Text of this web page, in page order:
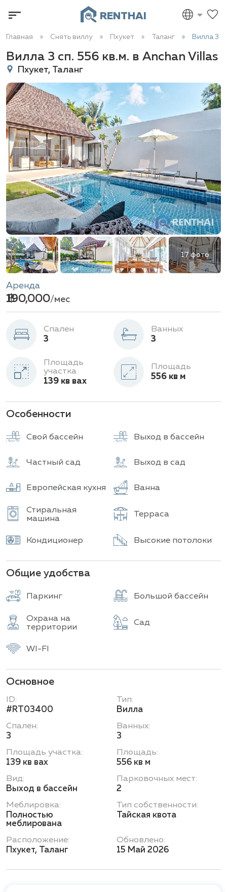
RENTHAI
Главная Снять виллу Пхукет Таланг Вилла 3
Вилла 3 сп. 556 кв.м. в Anchan Villas
Пхукет, Таланг
17 фото
Аренда
฿ 190,000/ мес
Спален
3
Ванных
3
Площадь
участка
139 кв вах
Площадь
556 кв м
Особенности
Свой бассейн Выход в бассейн
Частный сад Выход в сад
Европейская кухня Ванна
Стиральная
машина
Терраса
Кондиционер Высокие потолоки
Общие удобства
Паркинг Большой бассейн
Охрана на
территории
Сад
WI-FI
Основное
ID:
#RT03400
Тип:
Вилла
Спален:
3
Ванных:
3
Площадь участка:
139 кв вах
Площадь:
556 кв м
Вид:
Выход в бассейн
Парковочных мест:
2
Меблировка:
Полностью
меблирована
Тип собственности:
Тайская квота
Расположение:
Пхукет, Таланг
Обновлено:
15 Май 2026